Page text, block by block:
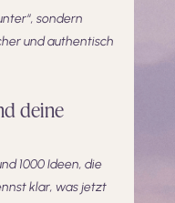
sondern
und authentisch
deine
1000 Ideen, die
klar, was jetzt